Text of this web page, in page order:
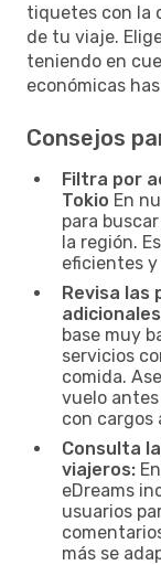
tiquetes con la
de tu viaje.
teniendo en
económicas
Consejos
Filtra por
Tokio En
para
la región.
eficientes y
Revisa las
base muy
servicios
comida.
vuelo
con cargos
Consulta
viajeros:
eDreams
usuarios
más se